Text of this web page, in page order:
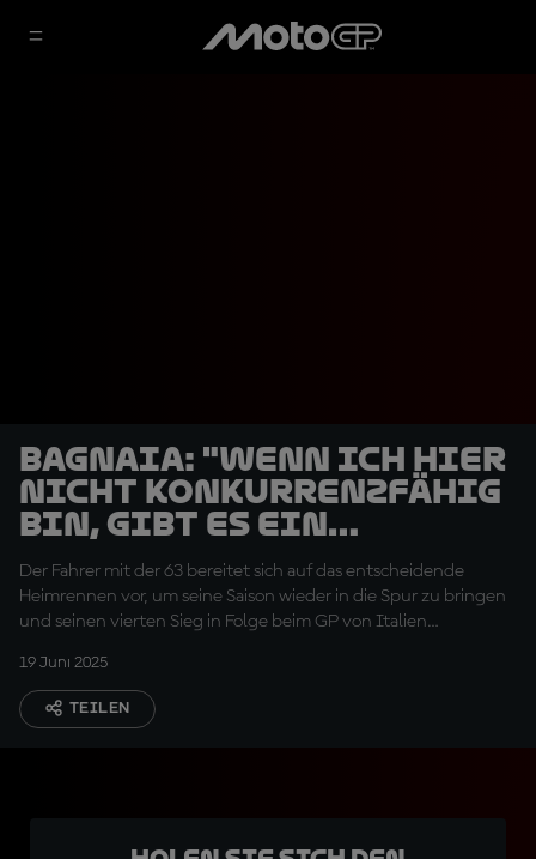
Bagnaia: "Wenn ich hier
nicht konkurrenzfähig
bin, gibt es ein
Problem"
Der Fahrer mit der 63 bereitet sich auf das entscheidende
Heimrennen vor, um seine Saison wieder in die Spur zu bringen
und seinen vierten Sieg in Folge beim GP von Italien
19 Juni 2025
TEILEN